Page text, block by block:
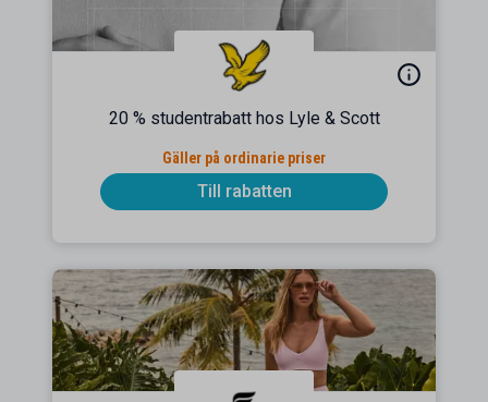
20 % studentrabatt hos Lyle & Scott
Gäller på ordinarie priser
Till rabatten